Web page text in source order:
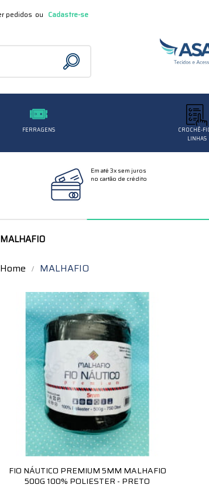
Cadastre-se
FERRAGENS
CROCHÊ-
LINHAS
Em até 3x sem juros
no cartão de crédito
MALHAFIO
Home MALHAFIO
FIO NÁUTICO PREMIUM 5MM MALHAFIO
500G 100% POLIESTER - PRETO